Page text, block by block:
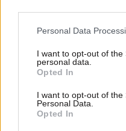
Please note that this
not limited to your visit or
grant or deny consent to
use your data for below
consent section.
Personal Data
I want to opt-out of the
personal data.
Opted In
I want to opt-out of the
Personal Data.
Opted In